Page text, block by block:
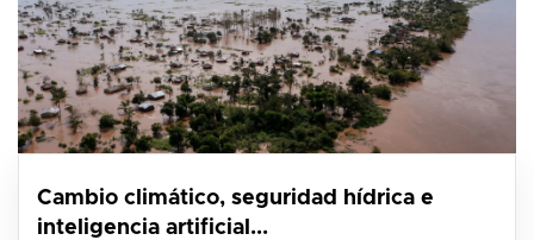
Cambio climático, seguridad hídrica e
inteligencia artificial...